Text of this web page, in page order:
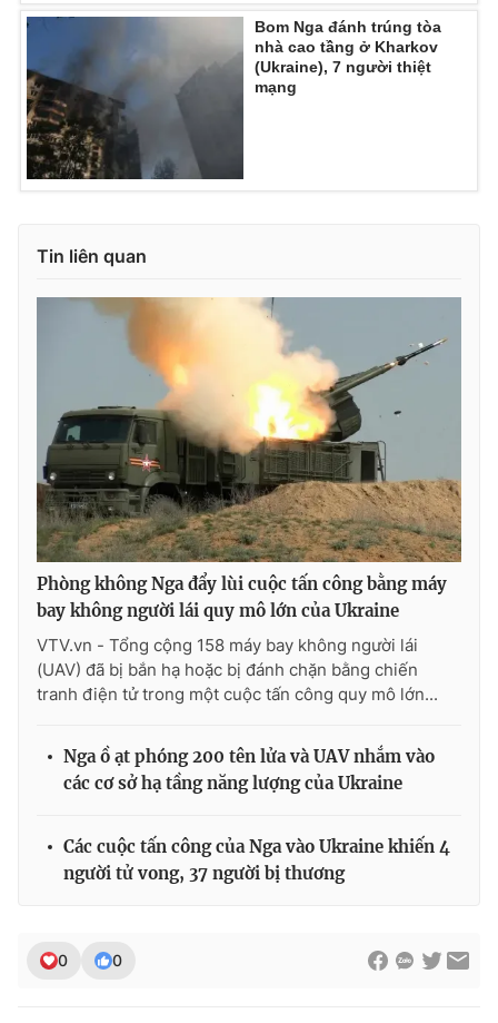
Bom Nga đánh trúng tòa
nhà cao tầng ở Kharkov
(Ukraine), 7 người thiệt
mạng
Tin liên quan
Phòng không Nga đẩy lùi cuộc tấn công bằng máy
bay không người lái quy mô lớn của Ukraine
VTV.vn - Tổng cộng 158 máy bay không người lái
(UAV) đã bị bắn hạ hoặc bị đánh chặn bằng chiến
tranh điện tử trong một cuộc tấn công quy mô lớn...
Nga ồ ạt phóng 200 tên lửa và UAV nhắm vào
các cơ sở hạ tầng năng lượng của Ukraine
Các cuộc tấn công của Nga vào Ukraine khiến 4
người tử vong, 37 người bị thương
0 0